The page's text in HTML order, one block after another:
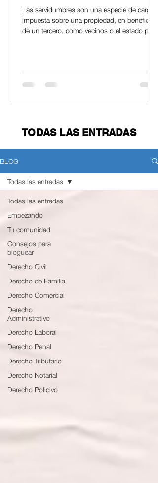
Las servidumbres son una especie de carga
impuesta sobre una propiedad, en beneficio
de un tercero, como vecinos o el estado para
TODAS LAS ENTRADAS
BLOG
Todas las entradas
Empezando
Tu comunidad
Consejos para
bloguear
Derecho Civil
Derecho de Familia
Derecho Comercial
Derecho
Administrativo
Derecho Laboral
Derecho Penal
Derecho Tributario
Derecho Notarial
Derecho Policivo
Todas las entradas